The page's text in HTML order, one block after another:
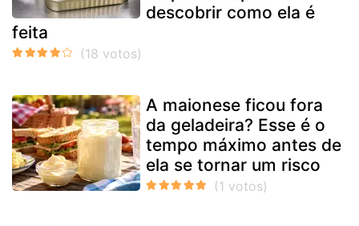
descobrir como ela é
feita
A maionese ficou fora
da geladeira? Esse é o
tempo máximo antes de
ela se tornar um risco